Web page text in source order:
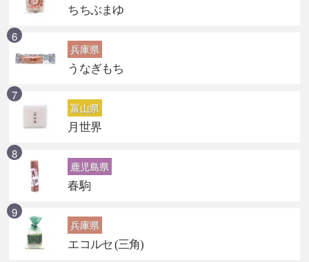
ちちぶまゆ
兵庫県
うなぎもち
富山県
月世界
鹿児島県
春駒
兵庫県
エコルセ (三角)